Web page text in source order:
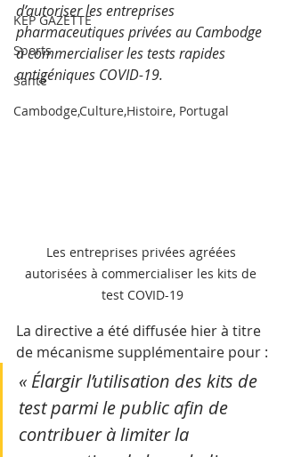
KEP GAZETTE
Sports
Santé
Cambodge,Culture,Histoire, Portugal
d’autoriser les entreprises
pharmaceutiques privées au Cambodge
à commercialiser les tests rapides
antigéniques COVID-19.
Les entreprises privées agréées
autorisées à commercialiser les kits de
test COVID-19
La directive a été diffusée hier à titre
de mécanisme supplémentaire pour :
« Élargir l’utilisation des kits de
test parmi le public afin de
contribuer à limiter la